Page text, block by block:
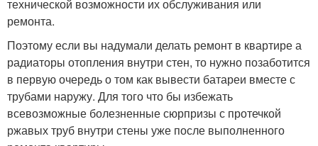
технической возможности их обслуживания или
ремонта.
Поэтому если вы надумали делать ремонт в квартире а
радиаторы отопления внутри стен, то нужно позаботится
в первую очередь о том как вывести батареи вместе с
трубами наружу. Для того что бы избежать
всевозможные болезненные сюрпризы с протечкой
ржавых труб внутри стены уже после выполненного